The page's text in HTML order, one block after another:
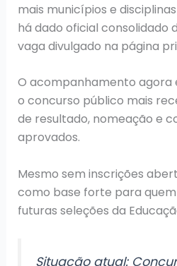
mais municípios e
há dado oficial consolidado
vaga divulgado na página
O acompanhamento
o concurso público mais
de resultado, nomeação e
aprovados.
Mesmo sem inscrições
como base forte para
futuras seleções da
Situação atual: